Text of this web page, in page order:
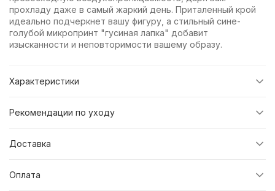
прохладу даже в самый жаркий день. Приталенный крой
идеально подчеркнет вашу фигуру, а стильный сине-
голубой микропринт "гусиная лапка" добавит
изысканности и неповторимости вашему образу.
Характеристики
Рекомендации по уходу
Доставка
Оплата